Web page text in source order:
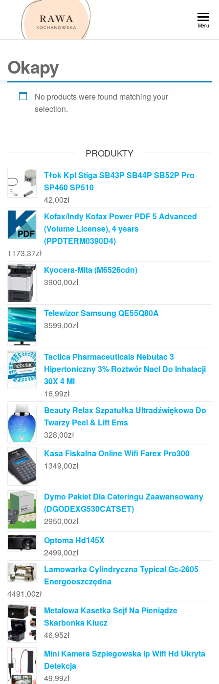
Przejdź
Menu
Okapy
No products were found matching your
selection.
PRODUKTY
Tłok Kpl Stiga SB43P SB44P SB52P Pro
SP460 SP510
42,00zł
Kofax/Indy Kofax Power PDF 5 Advanced
(Volume License), 4 years
(PPDTERM0390D4)
1173,37zł
Kyocera-Mita (M6526cdn)
3900,00zł
Telewizor Samsung QE55Q80A
3599,00zł
Tactica Pharmaceuticals Nebutac 3
Hipertoniczny 3% Roztwór Nacl Do Inhalacji
30X 4 Ml
16,99zł
Beauty Relax Szpatułka Ultradźwiękowa Do
Twarzy Peel & Lift Ems
328,00zł
Kasa Fiskalna Online Wifi Farex Pro300
1349,00zł
Dymo Pakiet Dla Cateringu Zaawansowany
(DGODEXG530CATSET)
2950,00zł
Optoma Hd145X
2499,00zł
Lamowarka Cylindryczna Typical Gc-2605
Energooszczędna
4491,00zł
Metalowa Kasetka Sejf Na Pieniądze
Skarbonka Klucz
46,95zł
Mini Kamera Szpiegowska Ip Wifi Hd Ukryta
Detekcja
49,99zł